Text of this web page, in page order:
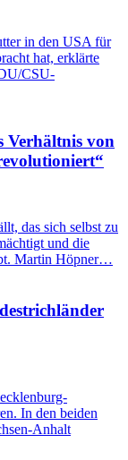
in den USA für
hat, erklärte
CSU-
von
das sich selbst zu
und die
Martin Höpner…
In den beiden
Anhalt